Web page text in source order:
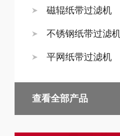
磁辊纸带过滤机
不锈钢纸带过滤
平网纸带过滤机
查看全部产品